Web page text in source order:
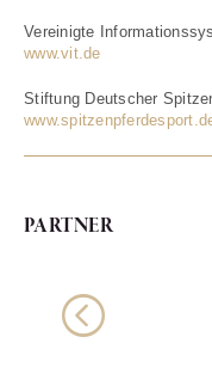
Vereinigte
www.vit.de
Stiftung Deutscher
PARTNER